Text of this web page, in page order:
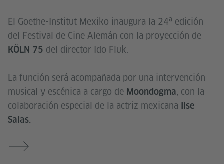
El Goethe-Institut Mexiko inaugura la 24ª edición
del Festival de Cine Alemán con la proyección de
KÖLN 75 del director Ido Fluk.
La función será acompañada por una intervención
musical y escénica a cargo de Moondogma, con la
colaboración especial de la actriz mexicana Ilse
Salas.